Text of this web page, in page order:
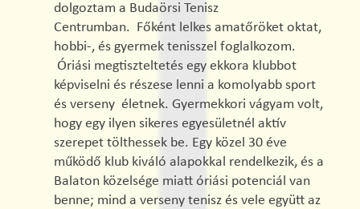
dolgoztam a Budaörsi Tenisz
Centrumban. Főként lelkes amatőröket oktat,
hobbi-, és gyermek tenisszel foglalkozom.
Óriási megtiszteltetés egy ekkora klubbot
képviselni és részese lenni a komolyabb sport
és verseny életnek. Gyermekkori vágyam volt,
hogy egy ilyen sikeres egyesületnél aktív
szerepet tölthessek be. Egy közel 30 éve
működő klub kiváló alapokkal rendelkezik, és a
Balaton közelsége miatt óriási potenciál van
benne; mind a verseny tenisz és vele együtt az